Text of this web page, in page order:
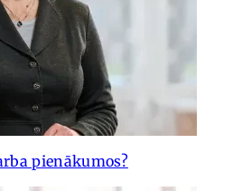
pienākumos?